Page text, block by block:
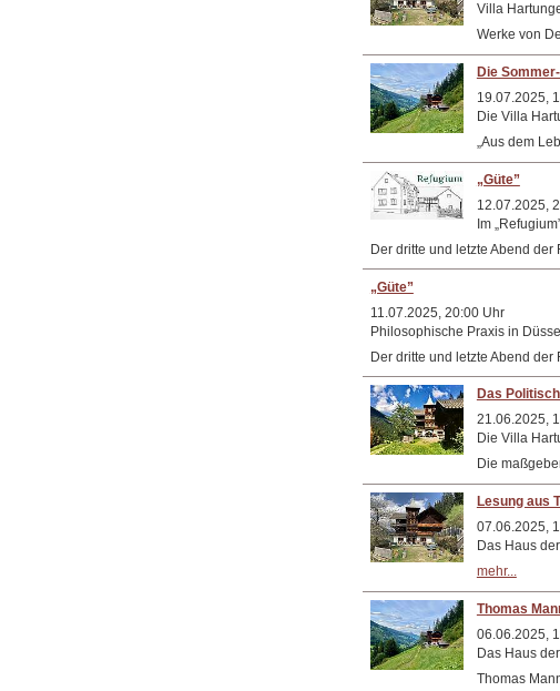
Villa
Werke von
Die
19.07.2025,
Die Villa
„Aus dem
„Güte”
12.07.2025,
Im
Der dritte und letzte Abend
„Güte”
11.07.2025, 20:00 Uhr
Philosophische Praxis in
Der dritte und letzte Abend
Das
21.06.2025,
Die Villa
Die
Lesung aus
07.06.2025,
Das Haus
mehr...
Thomas
06.06.2025,
Das Haus
Thomas